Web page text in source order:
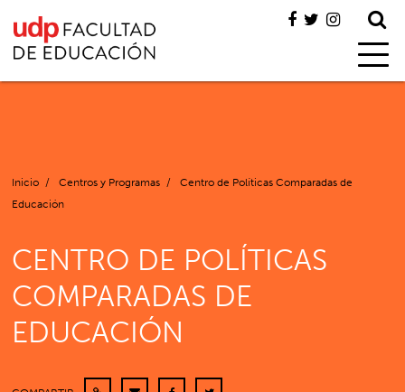
Inicio / Centros y Programas /
Centro de Políticas Comparadas de
Educación
CENTRO DE POLÍTICAS
COMPARADAS DE
EDUCACIÓN